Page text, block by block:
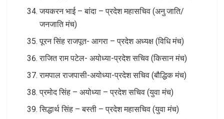
जयकरन भाई – बांदा – प्रदेश महासचिव (अनु.जाति/
जनजाति मंच)
पूरन सिंह राजपूत- आगरा – प्रदेश अध्यक्ष (विधि मंच)
राजित राम पटेल- अयोध्या-प्रदेश सचिव (किसान मंच)
रामपाल राजपासी-अयोध्या-प्रदेश सचिव (बौद्धिक मंच)
प्रमोद सिंह – अयोध्या – प्रदेश सचिव (युवा मंच)
सिद्धार्थ सिंह – बस्ती – प्रदेश महासचिव (युवा मंच)